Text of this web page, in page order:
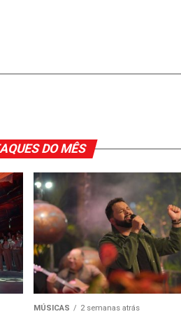
DO MÊS
MÚSICAS 2 semanas atrás